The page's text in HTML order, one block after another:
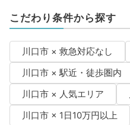
こだわり条件から探す
川口市 × 救急対応なし
川口市 × 駅近・徒歩圏内
川口市 × 人気エリア
川口市 × 1日10万円以上